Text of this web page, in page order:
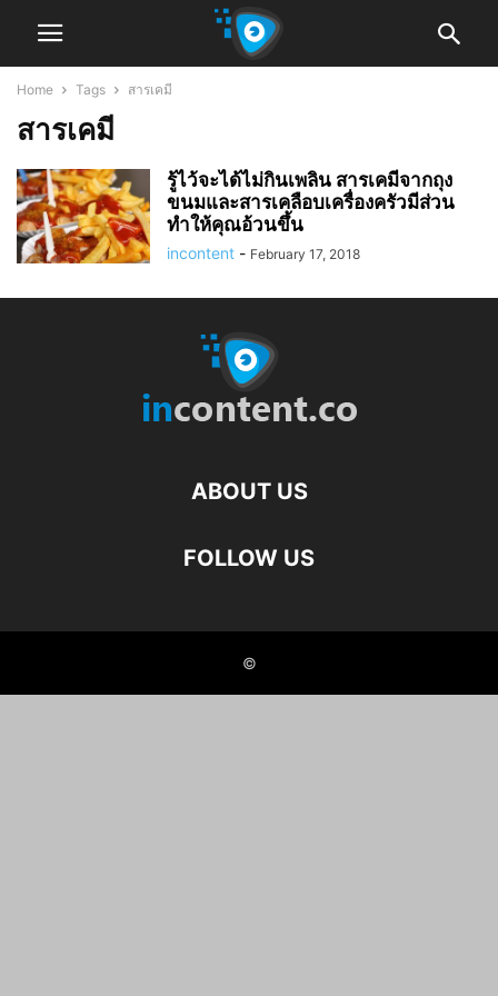
Home Tags สารเคมี
สารเคมี
รู้ไว้จะได้ไม่กินเพลิน สารเคมีจากถุง
ขนมและสารเคลือบเครื่องครัวมีส่วน
ทำให้คุณอ้วนขึ้น
incontent - February 17, 2018
ABOUT US
FOLLOW US
©